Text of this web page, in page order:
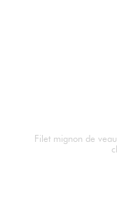
Filet mignon de